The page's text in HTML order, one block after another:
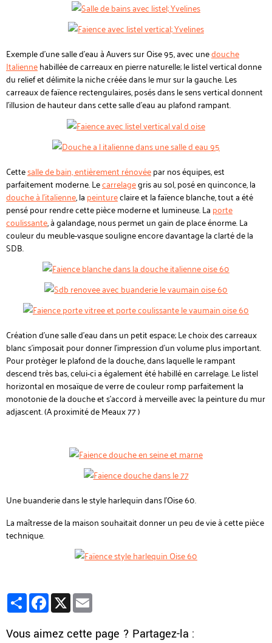
Exemple d'une salle d'eau à Auvers sur Oise 95, avec unedouche
Italiennehabillée de carreaux en pierre naturelle; le listel vertical donne
du relief et délimite la niche créée dans le mur sur la gauche. Les
carreaux de faïence rectengulaires, posés dans le sens vertical donnent
l'illusion de hauteur dans cette salle d'eau au plafond rampant.
Cettesalle de bain, entièrement rénovéepar nos équipes, est
parfaitement moderne. Lecarrelagegris au sol, posé en quinconce, la
douche à l'italienne, la peintureclaire et la faïence blanche, tout a été
pensé pour rendre cette pièce moderne et lumineuse. La porte
coulissante, à galandage, nous permet un gain de place énorme. La
couleur du meuble-vasque souligne encore davantage la clarté de la
SDB.
Création d'une salle d'eau dans un petit espace; Le choix des carreaux
blanc s'imposait pour donner l'impression d'un volume plus important.
Pour protèger le plafond de la douche, dans laquelle le rampant
descend très bas, celui-ci a également été habillé en carrelage. Le listel
horizontal en mosaïque de verre de couleur romp parfaitement la
monotonie de la douche et s'accord à merveille avec la peinture du mur
adjascent. (A proximité de Meaux 77 )
Une buanderie dans le style harlequin dans l'Oise 60.
La maîtresse de la maison souhaitait donner un peu de vie à cette pièce
technique.
PartagerFacebook
X
Vous aimez cette page ? Partagez-la :